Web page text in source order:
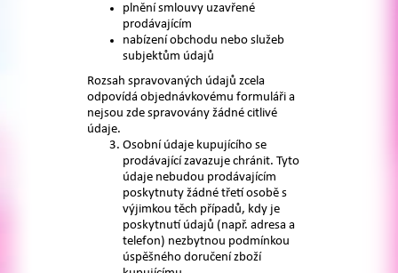
plnění smlouvy uzavřené
prodávajícím
nabízení obchodu nebo služeb
subjektům údajů
Rozsah spravovaných údajů zcela
odpovídá objednávkovému formuláři a
nejsou zde spravovány žádné citlivé
údaje.
Osobní údaje kupujícího se
prodávající zavazuje chránit. Tyto
údaje nebudou prodávajícím
poskytnuty žádné třetí osobě s
výjimkou těch případů, kdy je
poskytnutí údajů (např. adresa a
telefon) nezbytnou podmínkou
úspěšného doručení zboží